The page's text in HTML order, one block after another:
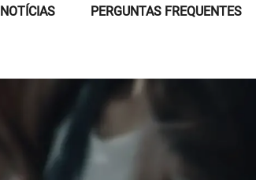
NOTÍCIAS PERGUNTAS FREQUENTES